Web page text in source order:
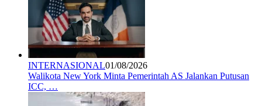
INTERNASIONAL01/08/2026
Walikota New York Minta Pemerintah AS Jalankan Putusan
ICC, …